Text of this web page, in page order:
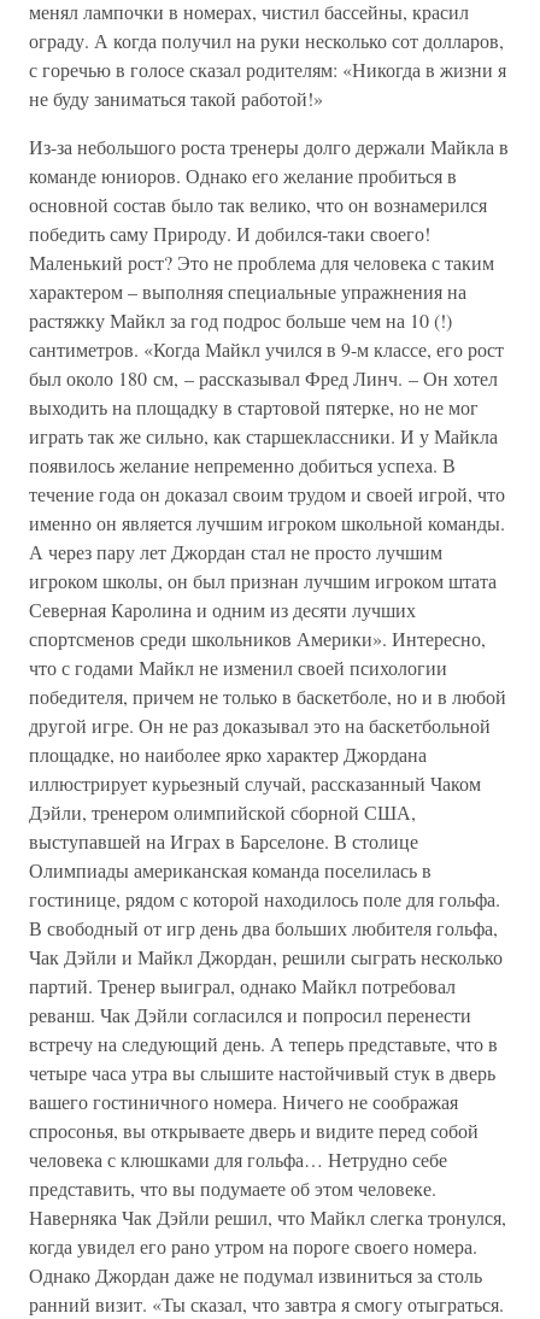
менял лампочки в номерах, чистил бассейны, красил
ограду. А когда получил на руки несколько сот долларов,
с горечью в голосе сказал родителям: «Никогда в жизни я
не буду заниматься такой работой!»
Из-за небольшого роста тренеры долго держали Майкла в
команде юниоров. Однако его желание пробиться в
основной состав было так велико, что он вознамерился
победить саму Природу. И добился-таки своего!
Маленький рост? Это не проблема для человека с таким
характером – выполняя специальные упражнения на
растяжку Майкл за год подрос больше чем на 10 (!)
сантиметров. «Когда Майкл учился в 9-м классе, его рост
был около 180 см, – рассказывал Фред Линч. – Он хотел
выходить на площадку в стартовой пятерке, но не мог
играть так же сильно, как старшеклассники. И у Майкла
появилось желание непременно добиться успеха. В
течение года он доказал своим трудом и своей игрой, что
именно он является лучшим игроком школьной команды.
А через пару лет Джордан стал не просто лучшим
игроком школы, он был признан лучшим игроком штата
Северная Каролина и одним из десяти лучших
спортсменов среди школьников Америки». Интересно,
что с годами Майкл не изменил своей психологии
победителя, причем не только в баскетболе, но и в любой
другой игре. Он не раз доказывал это на баскетбольной
площадке, но наиболее ярко характер Джордана
иллюстрирует курьезный случай, рассказанный Чаком
Дэйли, тренером олимпийской сборной США,
выступавшей на Играх в Барселоне. В столице
Олимпиады американская команда поселилась в
гостинице, рядом с которой находилось поле для гольфа.
В свободный от игр день два больших любителя гольфа,
Чак Дэйли и Майкл Джордан, решили сыграть несколько
партий. Тренер выиграл, однако Майкл потребовал
реванш. Чак Дэйли согласился и попросил перенести
встречу на следующий день. А теперь представьте, что в
четыре часа утра вы слышите настойчивый стук в дверь
вашего гостиничного номера. Ничего не соображая
спросонья, вы открываете дверь и видите перед собой
человека с клюшками для гольфа… Нетрудно себе
представить, что вы подумаете об этом человеке.
Наверняка Чак Дэйли решил, что Майкл слегка тронулся,
когда увидел его рано утром на пороге своего номера.
Однако Джордан даже не подумал извиниться за столь
ранний визит. «Ты сказал, что завтра я смогу отыграться.